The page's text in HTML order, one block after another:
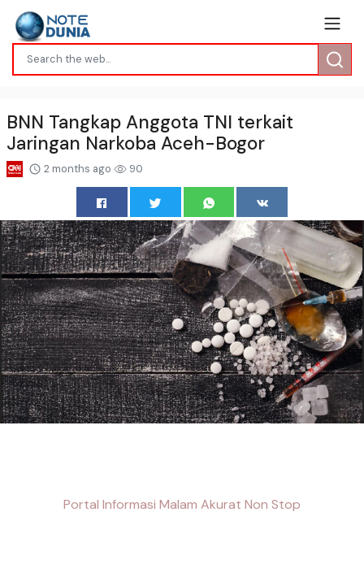
BNN Tangkap Anggota TNI terkait
Jaringan Narkoba Aceh-Bogor
2 months ago 90
Portal Informasi Malam Akurat Non Stop